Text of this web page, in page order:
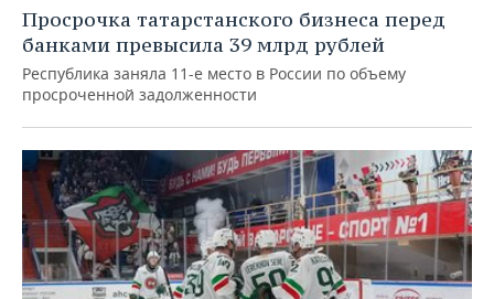
Просрочка татарстанского бизнеса перед
банками превысила 39 млрд рублей
Республика заняла 11-е место в России по объему
просроченной задолженности